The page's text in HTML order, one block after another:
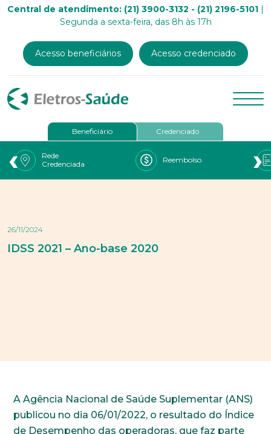
Central de atendimento: (21) 3900-3132 - (21) 2196-5101 |
Segunda a sexta-feira, das 8h às 17h
Acesso beneficiários Acesso credenciado
Beneficiário Credenciado
Rede
Credenciada
Reembolso
‹ ›
26/11/2024
IDSS 2021 – Ano-base 2020
A Agência Nacional de Saúde Suplementar (ANS)
publicou no dia 06/01/2022, o resultado do Índice
de Desempenho das operadoras, que faz parte